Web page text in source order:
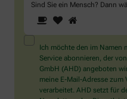
Sind Sie ein Mensch? Dann
Sind
Sie
ein
Mensch?
Dann
wählen
Sie
bitte
1 2
Ich möchte den im Namen
Service abonnieren, der
GmbH (AHD) angeboten
meine E-Mail-Adresse zum
verarbeitet. AHD setzt für